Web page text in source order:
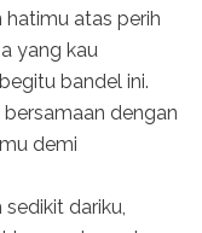
hatimu atas perih
yang kau
bandel ini.
dengan
demi
dariku,